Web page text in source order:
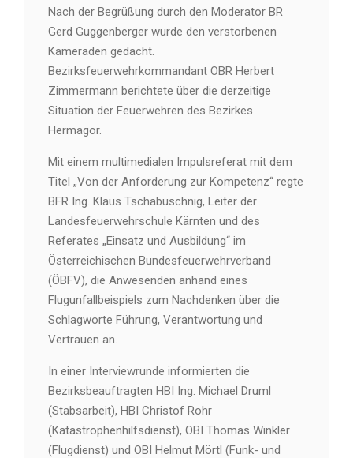
Nach der Begrüßung durch den Moderator BR
Gerd Guggenberger wurde den verstorbenen
Kameraden gedacht.
Bezirksfeuerwehrkommandant OBR Herbert
Zimmermann berichtete über die derzeitige
Situation der Feuerwehren des Bezirkes
Hermagor.
Mit einem multimedialen Impulsreferat mit dem
Titel „Von der Anforderung zur Kompetenz“ regte
BFR Ing. Klaus Tschabuschnig, Leiter der
Landesfeuerwehrschule Kärnten und des
Referates „Einsatz und Ausbildung“ im
Österreichischen Bundesfeuerwehrverband
(ÖBFV), die Anwesenden anhand eines
Flugunfallbeispiels zum Nachdenken über die
Schlagworte Führung, Verantwortung und
Vertrauen an.
In einer Interviewrunde informierten die
Bezirksbeauftragten HBI Ing. Michael Druml
(Stabsarbeit), HBI Christof Rohr
(Katastrophenhilfsdienst), OBI Thomas Winkler
(Flugdienst) und OBI Helmut Mörtl (Funk- und